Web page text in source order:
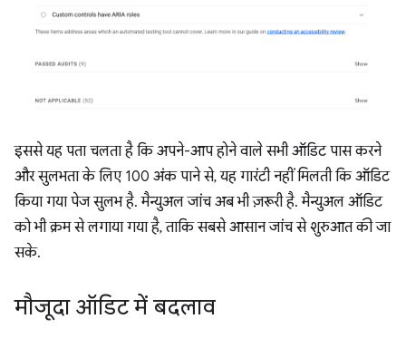
इससे यह पता चलता है कि अपने-आप होने वाले सभी ऑडिट पास करने
और सुलभता के लिए 100 अंक पाने से, यह गारंटी नहीं मिलती कि ऑडिट
किया गया पेज सुलभ है. मैन्युअल जांच अब भी ज़रूरी है. मैन्युअल ऑडिट
को भी क्रम से लगाया गया है, ताकि सबसे आसान जांच से शुरुआत की जा
सके.
मौजूदा ऑडिट में बदलाव